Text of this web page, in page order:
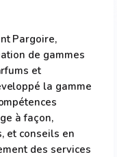
Pargoire,
de gammes
et
la gamme
à façon,
et conseils en
des services